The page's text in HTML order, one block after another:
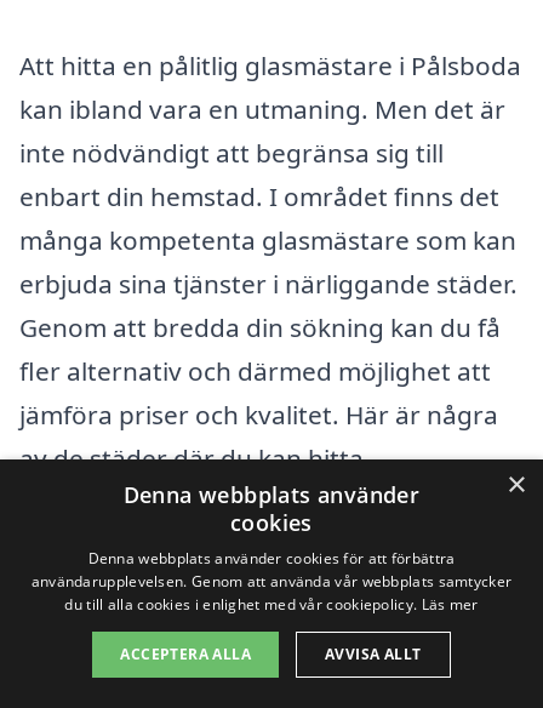
Att hitta en pålitlig glasmästare i Pålsboda
kan ibland vara en utmaning. Men det är
inte nödvändigt att begränsa sig till
enbart din hemstad. I området finns det
många kompetenta glasmästare som kan
erbjuda sina tjänster i närliggande städer.
Genom att bredda din sökning kan du få
fler alternativ och därmed möjlighet att
jämföra priser och kvalitet. Här är några
av de städer där du kan hitta
glasmästare:
Hallsberg
Vretstorp
×
Denna webbplats använder
cookies
Denna webbplats använder cookies för att förbättra
användarupplevelsen. Genom att använda vår webbplats samtycker
du till alla cookies i enlighet med vår cookiepolicy. Läs mer
ACCEPTERA ALLA AVVISA ALLT